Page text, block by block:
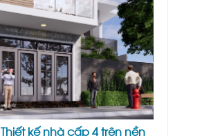
Thiết kế nhà cấp 4 trên nền